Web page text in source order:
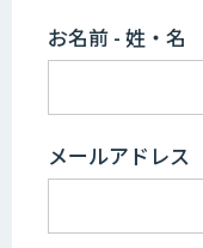
お名前 - 姓・名
メールアドレス